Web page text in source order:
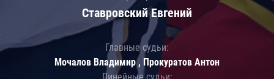
Ставровский Евгений
Главные судьи:
Мочалов Владимир , Прокуратов Антон